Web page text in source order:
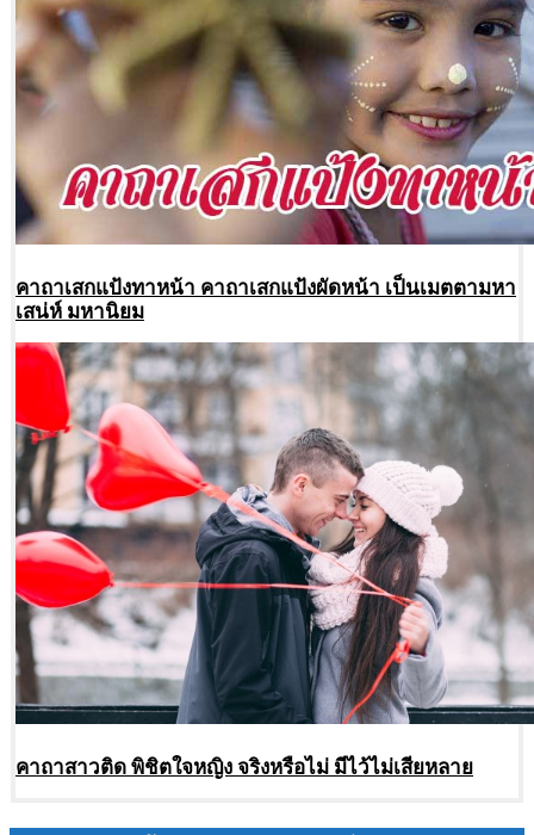
คาถาเสกแป้งทาหน้า คาถาเสกแป้งผัดหน้า เป็นเมตตามหา
เสน่ห์ มหานิยม
คาถาสาวติด พิชิตใจหญิง จริงหรือไม่ มีไว้ไม่เสียหลาย